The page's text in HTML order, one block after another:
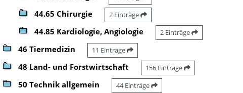
44.65 Chirurgie 2 Einträge
44.85 Kardiologie, Angiologie 2 Einträge
46 Tiermedizin 11 Einträge
48 Land- und Forstwirtschaft 156 Einträge
50 Technik allgemein 44 Einträge